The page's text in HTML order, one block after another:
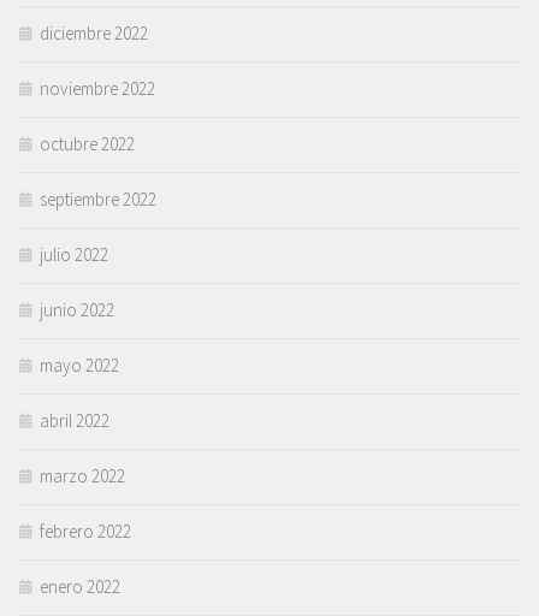
diciembre 2022
noviembre 2022
octubre 2022
septiembre 2022
julio 2022
junio 2022
mayo 2022
abril 2022
marzo 2022
febrero 2022
enero 2022